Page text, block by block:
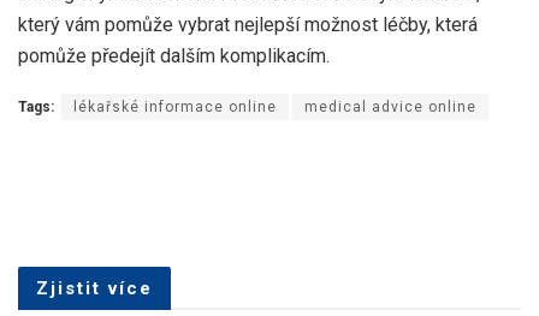
který vám pomůže vybrat nejlepší možnost léčby, která
pomůže předejít dalším komplikacím.
Tags: lékařské informace online medical advice online
Zjistit více